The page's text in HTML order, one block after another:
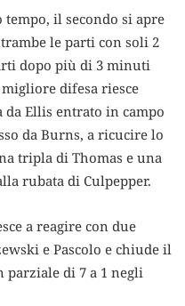
il secondo si apre
le parti con soli 2
dopo più di 3 minuti
difesa riesce
Ellis entrato in campo
da Burns, a ricucire lo
tripla di Thomas e una
rubata di Culpepper.
a reagire con due
e Pascolo e chiude il
parziale di 7 a 1 negli